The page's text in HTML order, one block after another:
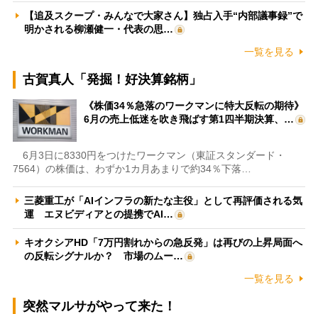
【追及スクープ・みんなで大家さん】独占入手“内部議事録”で
明かされる柳瀬健一・代表の思…
一覧を見る
古賀真人「発掘！好決算銘柄」
《株価34％急落のワークマンに特大反転の期待》
6月の売上低迷を吹き飛ばす第1四半期決算、…
6月3日に8330円をつけたワークマン（東証スタンダード・
7564）の株価は、わずか1カ月あまりで約34％下落…
三菱重工が「AIインフラの新たな主役」として再評価される気
運 エヌビディアとの提携でAI…
キオクシアHD「7万円割れからの急反発」は再びの上昇局面へ
の反転シグナルか？ 市場のムー…
一覧を見る
突然マルサがやって来た！